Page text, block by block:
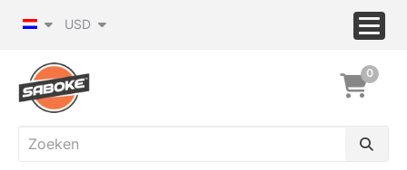
USD
0